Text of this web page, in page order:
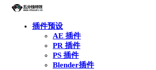
插件预设
AE 插件
PR 插件
PS 插件
Blender插件